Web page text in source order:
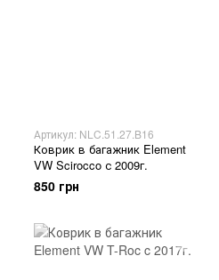
Артикул: NLC.51.27.B16
Коврик в багажник Element
VW Scirocco с 2009г.
850 грн